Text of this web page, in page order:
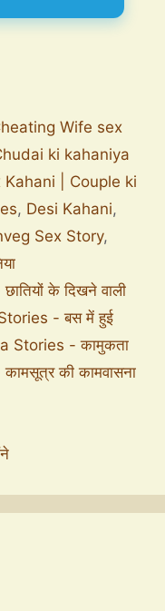
Wife sex
ki kahaniya
Kahani | Couple ki
, Desi Kahani,
Sex Story,
के दिखने वाली
- बस में हुई
Stories - कामुकता
की कामवासना